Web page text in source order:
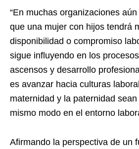
“En muchas organizaciones
que una mujer con hijos tendrá
disponibilidad o compromiso
sigue influyendo en los
ascensos y desarrollo
es avanzar hacia culturas
maternidad y la paternidad
mismo modo en el entorno
Afirmando la perspectiva de un